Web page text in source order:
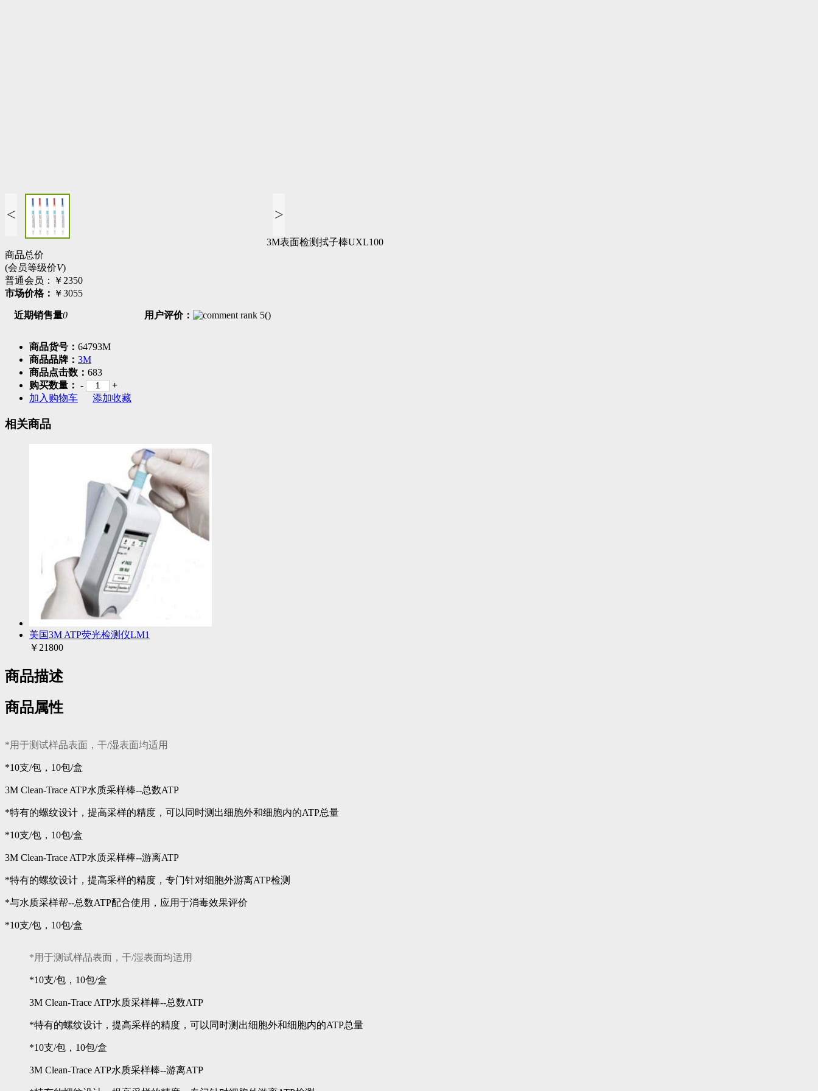
< >
3M表面检测拭子棒UXL100
商品总价
(会员等级价V)
普通会员：
￥2350
市场价格： ￥3055
近期销售量0 用户评价： ()
商品货号： 64793M
商品品牌： 3M
商品点击数： 683
购买数量： -
+
加入购物车
添加收藏
相关商品
美国3M ATP荧光检测仪LM1
￥21800
商品描述
商品属性
*用于测试样品表面，干/湿表面均适用
*10支/包，10包/盒
3M Clean-Trace ATP水质采样棒--总数ATP
*特有的螺纹设计，提高采样的精度，可以同时测出细胞外和细胞内的ATP总量
*10支/包，10包/盒
3M Clean-Trace ATP水质采样棒--游离ATP
*特有的螺纹设计，提高采样的精度，专门针对细胞外游离ATP检测
*与水质采样帮--总数ATP配合使用，应用于消毒效果评价
*10支/包，10包/盒
*用于测试样品表面，干/湿表面均适用
*10支/包，10包/盒
3M Clean-Trace ATP水质采样棒--总数ATP
*特有的螺纹设计，提高采样的精度，可以同时测出细胞外和细胞内的ATP总量
*10支/包，10包/盒
3M Clean-Trace ATP水质采样棒--游离ATP